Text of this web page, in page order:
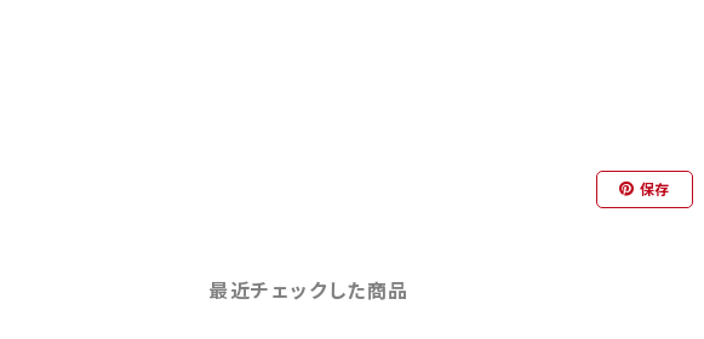
保存
最近チェックした商品